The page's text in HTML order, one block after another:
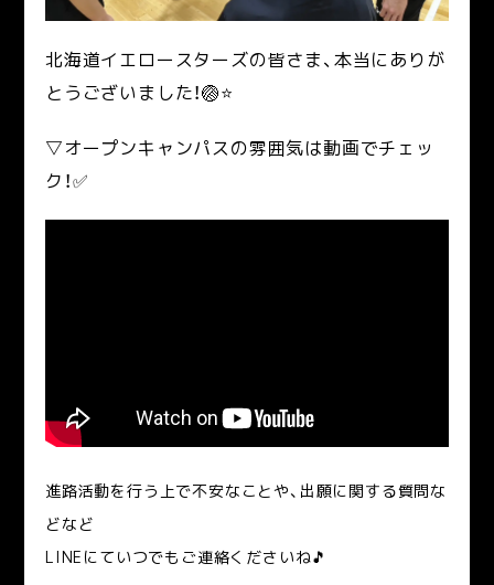
北海道イエロースターズの皆さま、本当にありが
とうございました！🏐⭐
▽オープンキャンパスの雰囲気は動画でチェッ
ク！✅
進路活動を行う上で不安なことや、出願に関する質問な
どなど
LINEにていつでもご連絡くださいね🎵